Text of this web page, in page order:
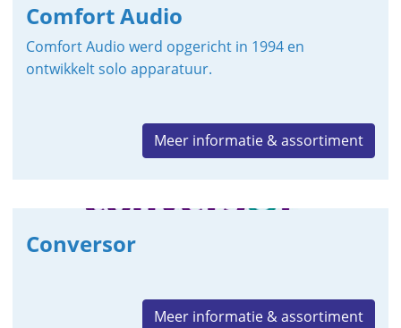
Comfort Audio
Comfort Audio werd opgericht in 1994 en
ontwikkelt solo apparatuur.
Meer informatie & assortiment
Conversor
Meer informatie & assortiment